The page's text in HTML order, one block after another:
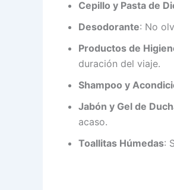
Cepillo y Pasta de
Desodorante: No
Productos de
duración del viaje.
Shampoo y
Jabón y Gel de
acaso.
Toallitas Húmedas: